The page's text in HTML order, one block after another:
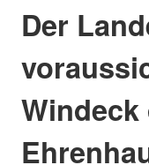
Der
Windeck